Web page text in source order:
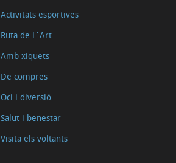
Activitats esportives
Ruta de l´Art
Amb xiquets
De compres
Oci i diversió
Salut i benestar
Visita els voltants